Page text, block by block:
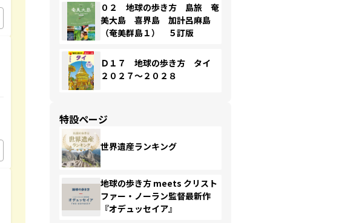
０２ 地球の歩き方 島旅 奄
美大島 喜界島 加計呂麻島
（奄美群島１） ５訂版
Ｄ１７ 地球の歩き方 タイ
２０２７～２０２８
特設ページ
世界遺産ランキング
地球の歩き方 meets クリスト
ファー・ノーラン監督最新作
『オデュッセイア』